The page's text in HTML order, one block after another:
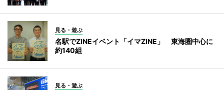
見る・遊ぶ
名駅でZINEイベント「イマZINE」 東海圏中心に
約140組
見る・遊ぶ